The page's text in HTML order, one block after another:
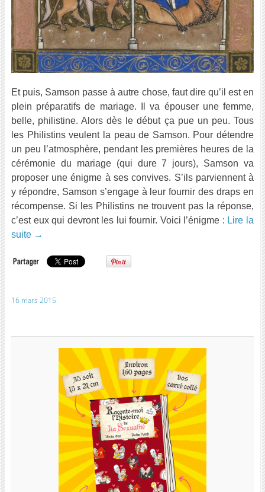
Et puis, Samson passe à autre chose, faut dire qu’il est en
plein préparatifs de mariage. Il va épouser une femme,
belle, philistine. Alors dès le début ça pue un peu. Tous
les Philistins veulent la peau de Samson. Pour détendre
un peu l’atmosphère, pendant les premières heures de la
cérémonie du mariage (qui dure 7 jours), Samson va
proposer une énigme à ses convives. S’ils parviennent à
y répondre, Samson s’engage à leur fournir des draps en
récompense. Si les Philistins ne trouvent pas la réponse,
c’est eux qui devront les lui fournir. Voici l’énigme : Lire la
suite →
16 mars 2015